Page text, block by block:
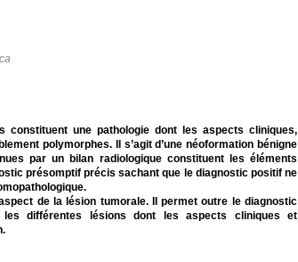
constituent une pathologie dont les aspects cliniques,
polymorphes. Il s’agit d’une néoformation bénigne
par un bilan radiologique constituent les éléments
présomptif précis sachant que le diagnostic positif ne
de la lésion tumorale. Il permet outre le diagnostic
différentes lésions dont les aspects cliniques et